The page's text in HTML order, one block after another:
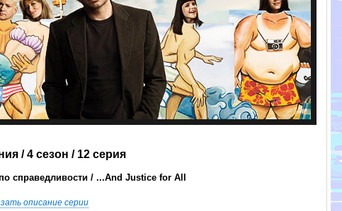
/ 4 сезон / 12 серия
справедливости / ...And Justice for All
описание серии